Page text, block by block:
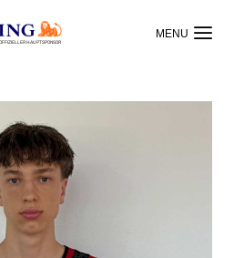
OFFIZIELLER HAUPTSPONSOR